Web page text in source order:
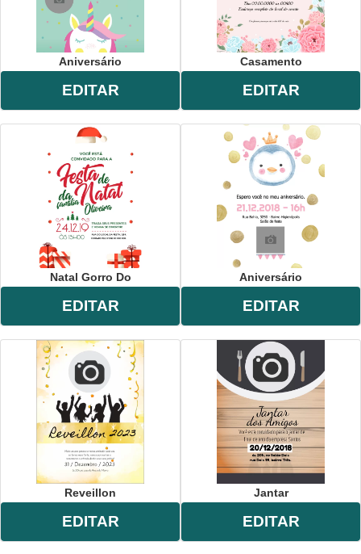
Aniversário
EDITAR
Casamento
EDITAR
Natal Gorro Do
EDITAR
Aniversário
EDITAR
Reveillon
EDITAR
Jantar
EDITAR